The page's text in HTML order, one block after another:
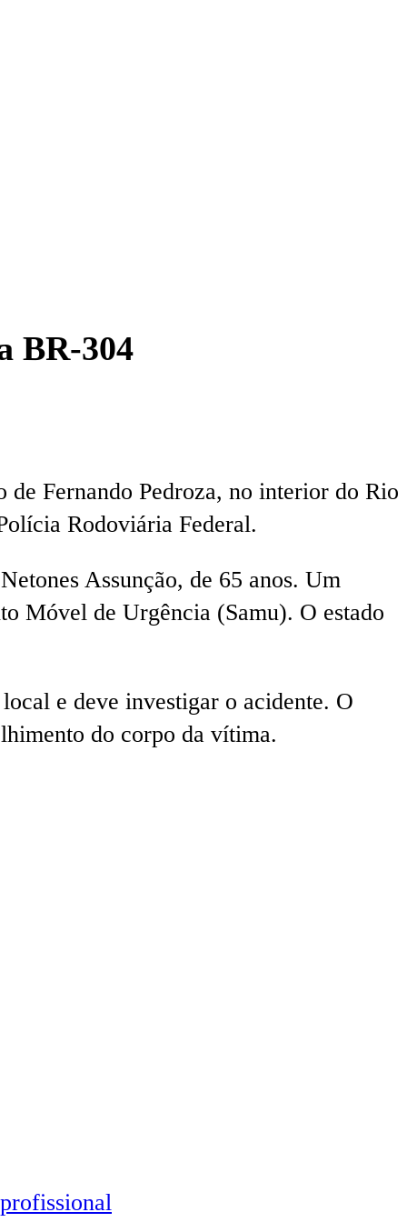
BR-304
Fernando Pedroza, no interior do Rio
Rodoviária Federal.
Assunção, de 65 anos. Um
Móvel de Urgência (Samu). O estado
e deve investigar o acidente. O
do corpo da vítima.